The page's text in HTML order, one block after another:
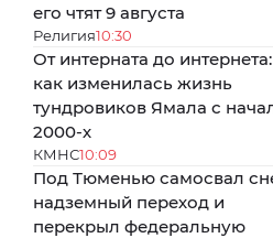
его чтят 9 августа
Религия10:30
От интерната до интернета:
как изменилась жизнь
тундровиков Ямала с
2000-х
КМНС10:09
Под Тюменью самосвал
надземный переход и
перекрыл федеральную